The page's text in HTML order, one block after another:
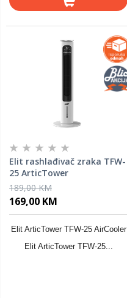
Elit rashlađivač zraka TFW-
25 ArticTower
189,00 KM
169,00 KM
Elit ArticTower TFW-25 AirCooler
Elit ArticTower TFW-25...